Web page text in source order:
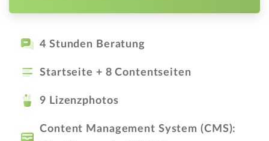
4 Stunden Beratung
Startseite + 8 Contentseiten
9 Lizenzphotos
Content Management System (CMS):